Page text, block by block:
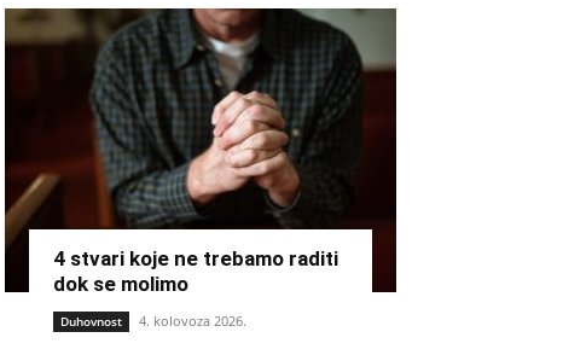
4 stvari koje ne trebamo raditi
dok se molimo
Duhovnost 4. kolovoza 2026.